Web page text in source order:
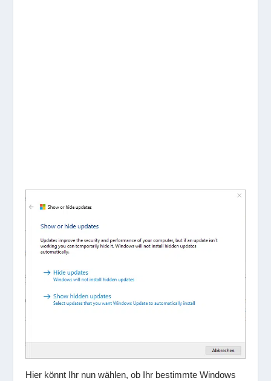
Hier könnt Ihr nun wählen, ob Ihr bestimmte Windows